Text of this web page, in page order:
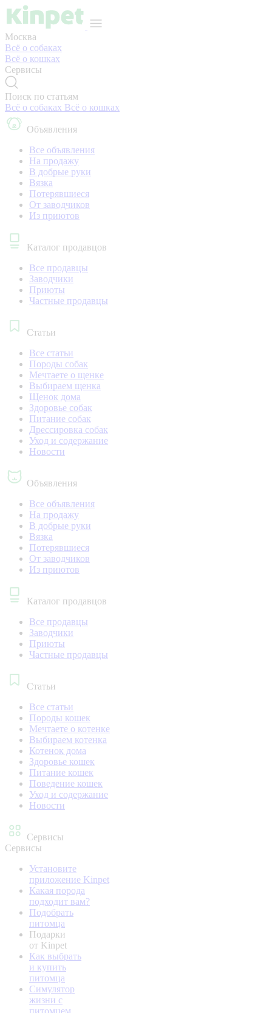
Москва
Всё о собаках
Всё о кошках
Сервисы
Поиск по статьям
Всё о собаках Всё о кошках
Объявления
Все объявления
На продажу
В добрые руки
Вязка
Потерявшиеся
От заводчиков
Из приютов
Каталог продавцов
Все продавцы
Заводчики
Приюты
Частные продавцы
Статьи
Все статьи
Породы собак
Мечтаете о щенке
Выбираем щенка
Щенок дома
Здоровье собак
Питание собак
Дрессировка собак
Уход и содержание
Новости
Объявления
Все объявления
На продажу
В добрые руки
Вязка
Потерявшиеся
От заводчиков
Из приютов
Каталог продавцов
Все продавцы
Заводчики
Приюты
Частные продавцы
Статьи
Все статьи
Породы кошек
Мечтаете о котенке
Выбираем котенка
Котенок дома
Здоровье кошек
Питание кошек
Поведение кошек
Уход и содержание
Новости
Сервисы
Сервисы
Установите
приложение Kinpet
Какая порода
подходит вам?
Подобрать
питомца
Подарки
от Kinpet
Как выбрать
и купить
питомца
Симулятор
жизни с
питомцем